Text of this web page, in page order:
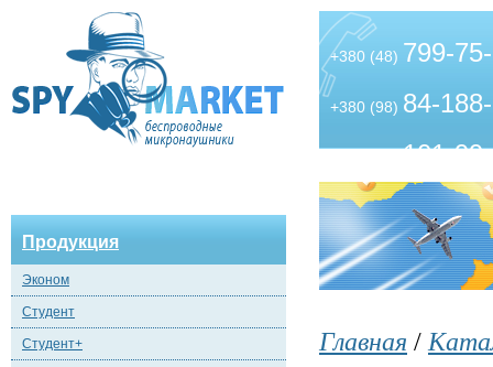
+380 (48) 799-
+380 (98) 84-
101-
Продукция
Эконом
Студент
Студент+ Главная /